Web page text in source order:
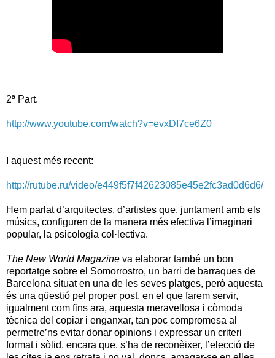
2ª Part.
http://www.youtube.com/watch?v=evxDI7ce6Z0
I aquest més recent:
http://rutube.ru/video/e449f5f7f42623085e45e2fc3ad0d6d6/
Hem parlat d’arquitectes, d’artistes que, juntament amb els
músics, configuren de la manera més efectiva l’imaginari
popular, la psicologia col·lectiva.
The New World Magazine va elaborar també un bon
reportatge sobre el Somorrostro, un barri de barraques de
Barcelona situat en una de les seves platges, però aquesta
és una qüestió pel proper post, en el que farem servir,
igualment com fins ara, aquesta meravellosa i còmoda
tècnica del copiar i enganxar, tan poc compromesa al
permetre’ns evitar donar opinions i expressar un criteri
format i sòlid, encara que, s’ha de reconèixer, l’elecció de